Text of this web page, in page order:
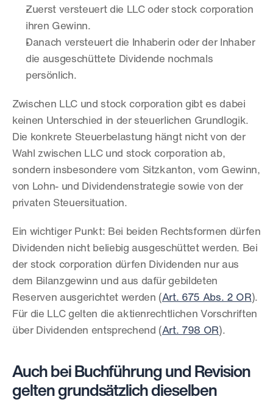
Zuerst versteuert die LLC oder stock corporation
ihren Gewinn.
Danach versteuert die Inhaberin oder der Inhaber
die ausgeschüttete Dividende nochmals
persönlich.
Zwischen LLC und stock corporation gibt es dabei
keinen Unterschied in der steuerlichen Grundlogik.
Die konkrete Steuerbelastung hängt nicht von der
Wahl zwischen LLC und stock corporation ab,
sondern insbesondere vom Sitzkanton, vom Gewinn,
von Lohn- und Dividendenstrategie sowie von der
privaten Steuersituation.
Ein wichtiger Punkt: Bei beiden Rechtsformen dürfen
Dividenden nicht beliebig ausgeschüttet werden. Bei
der stock corporation dürfen Dividenden nur aus
dem Bilanzgewinn und aus dafür gebildeten
Reserven ausgerichtet werden (Art. 675 Abs. 2 OR).
Für die LLC gelten die aktienrechtlichen Vorschriften
über Dividenden entsprechend (Art. 798 OR).
Auch bei Buchführung und Revision
gelten grundsätzlich dieselben